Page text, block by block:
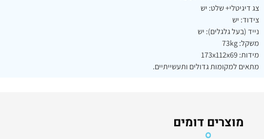
צג דיגיטלי+ שלט: יש
צידוד: יש
נייד (בעל גלגלים): יש
משקל: 73kg
מידות: 173x112x69
מתאים למקומות גדולים ותעשייתיים.
מוצרים דומים